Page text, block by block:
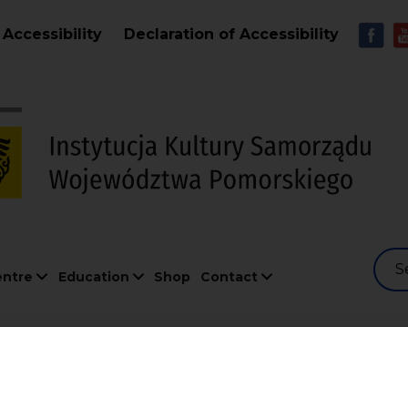
Accessibility Declaration of Accessibility
Education Shop Contact